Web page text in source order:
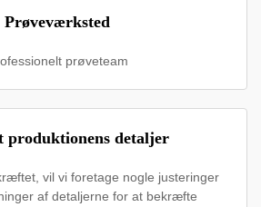
Prøveværksted
prøveteam
detaljer
vil vi foretage nogle justeringer
af detaljerne for at bekræfte